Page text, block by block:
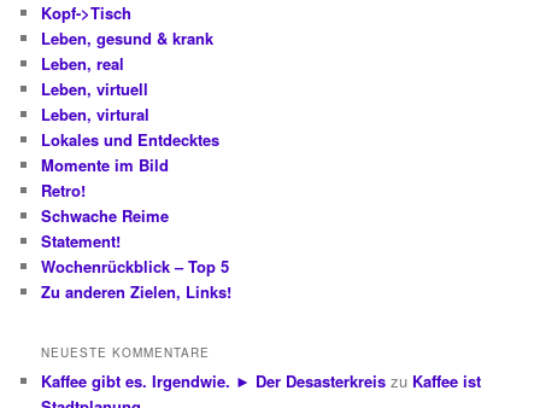
Kopf->Tisch
Leben, gesund & krank
Leben, real
Leben, virtuell
Leben, virtural
Lokales und Entdecktes
Momente im Bild
Retro!
Schwache Reime
Statement!
Wochenrückblick – Top 5
Zu anderen Zielen, Links!
NEUESTE KOMMENTARE
Kaffee gibt es. Irgendwie. ► Der Desasterkreis zu Kaffee ist